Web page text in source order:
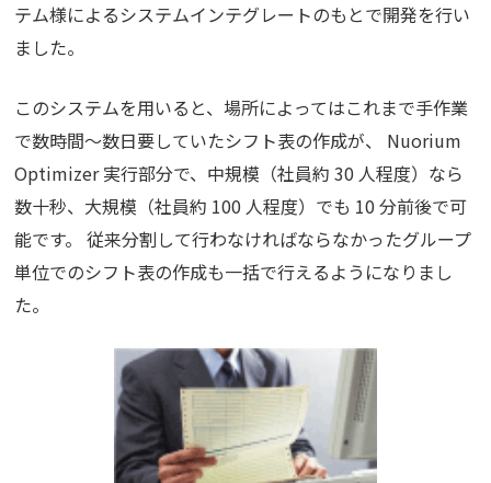
テム様によるシステムインテグレートのもとで開発を行い
ました。
このシステムを用いると、場所によってはこれまで手作業
で数時間～数日要していたシフト表の作成が、 Nuorium
Optimizer 実行部分で、中規模（社員約 30 人程度）なら
数十秒、大規模（社員約 100 人程度）でも 10 分前後で可
能です。 従来分割して行わなければならなかったグループ
単位でのシフト表の作成も一括で行えるようになりまし
た。